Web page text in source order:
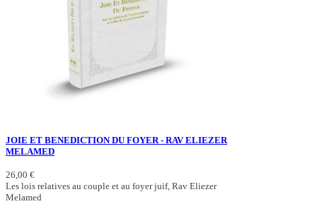
JOIE ET BENEDICTION DU FOYER - RAV ELIEZER
MELAMED
26,00 €
Les lois relatives au couple et au foyer juif, Rav Eliezer
Melamed